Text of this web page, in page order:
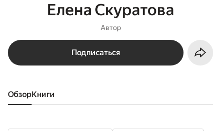
Елена Скуратова
Автор
Подписаться
Обзор книги